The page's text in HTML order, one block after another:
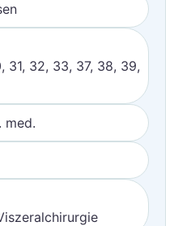
31, 32, 33, 37, 38, 39,
med.